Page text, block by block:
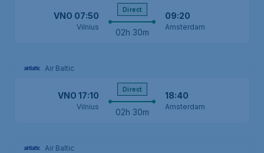
VNO 07:50
Vilnius
Direct
02h 30m
09:20
Amsterdam
Air Baltic
VNO 17:10
Vilnius
Direct
02h 30m
18:40
Amsterdam
Air Baltic